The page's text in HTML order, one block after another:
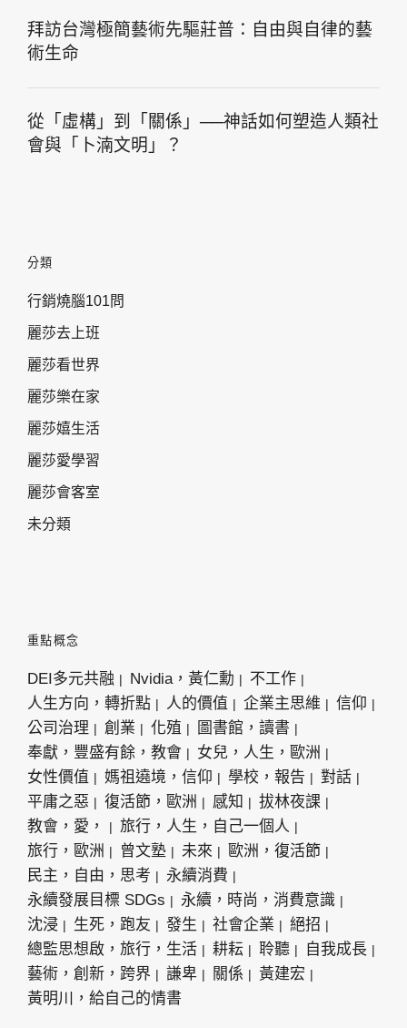
拜訪台灣極簡藝術先驅莊普：自由與自律的藝
術生命
從「虛構」到「關係」──神話如何塑造人類社
會與「卜湳文明」？
分類
行銷燒腦101問
麗莎去上班
麗莎看世界
麗莎樂在家
麗莎嬉生活
麗莎愛學習
麗莎會客室
未分類
重點概念
DEI多元共融 Nvidia，黃仁勳
不工作
人生方向，轉折點
人的價值 企業主思維
信仰
公司治理
創業 化殖
圖書館，讀書
奉獻，豐盛有餘，教會
女兒，人生，歐洲
女性價值
媽祖遶境，信仰 學校，報告
對話
平庸之惡
復活節，歐洲 感知
拔林夜課
教會，愛，
旅行，人生，自己一個人
旅行，歐洲
曾文塾 未來
歐洲，復活節
民主，自由，思考
永續消費
永續發展目標 SDGs
永續，時尚，消費意識
沈浸
生死，跑友 發生 社會企業
絕招
總監思想啟，旅行，生活
耕耘 聆聽
自我成長
藝術，創新，跨界
謙卑 關係
黃建宏
黃明川，給自己的情書